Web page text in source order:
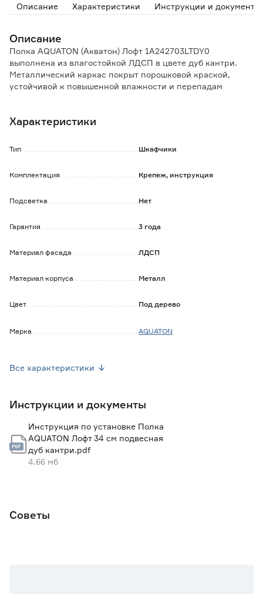
Описание Характеристики Инструкции и документы
Описание
Полка AQUATON (Акватон) Лофт 1A242703LTDY0
выполнена из влагостойкой ЛДСП в цвете дуб кантри.
Металлический каркас покрыт порошковой краской,
устойчивой к повышенной влажности и перепадам
Изделие можно подвесить как самостоятельный элемент
Лофт.
Характеристики
Тип Шкафчики
Комплектация Крепеж, инструкция
Подсветка Нет
Гарантия 3 года
Материал фасада ЛДСП
Материал корпуса Металл
Цвет Под дерево
Марка AQUATON
Тип монтажа Подвесной
Все характеристики
Инструкции и документы
Инструкция по установке Полка
AQUATON Лофт 34 см подвесная
дуб кантри.pdf
4.66 мб
Советы